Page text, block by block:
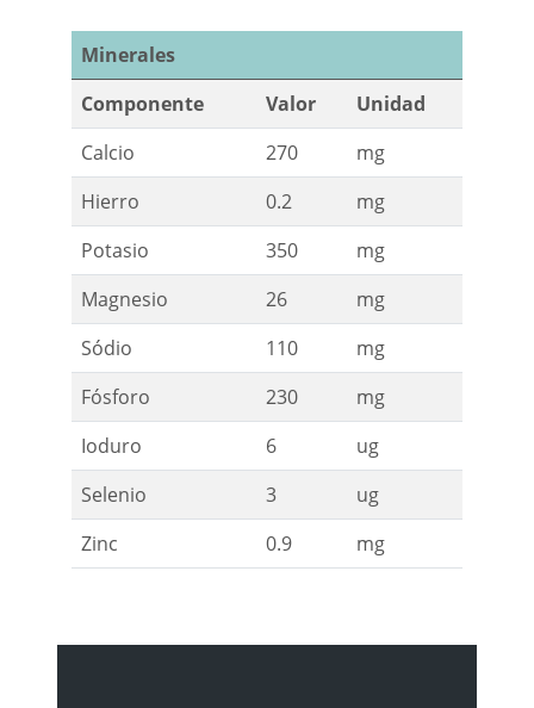
Minerales
Componente
Valor
Unidad
Calcio
270
mg
Hierro
0.2
mg
Potasio
350
mg
Magnesio
26
mg
Sódio
110
mg
Fósforo
230
mg
Ioduro
6
ug
Selenio
3
ug
Zinc
0.9 mg